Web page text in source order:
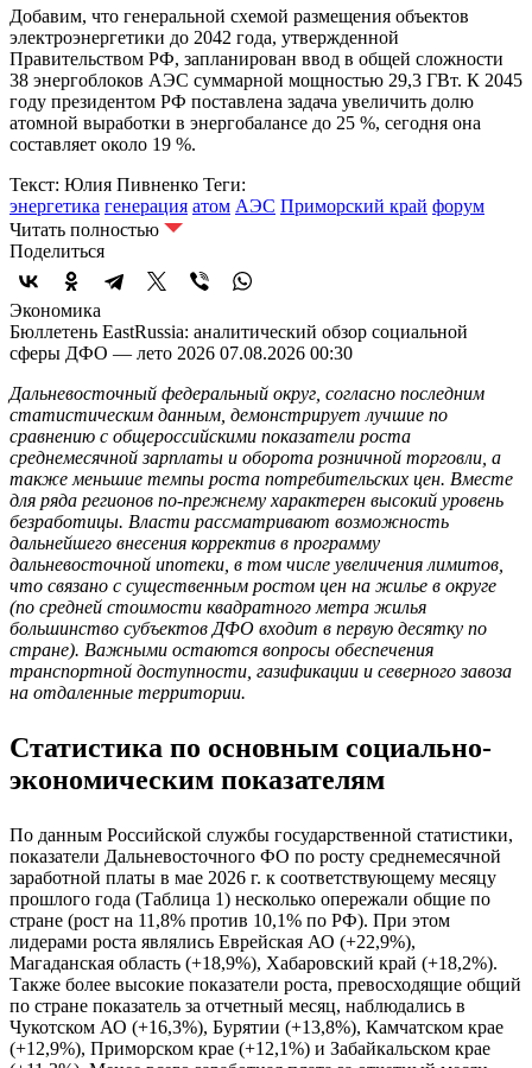
Добавим, что генеральной схемой размещения объектов
электроэнергетики до 2042 года, утвержденной
Правительством РФ, запланирован ввод в общей сложности
38 энергоблоков АЭС суммарной мощностью 29,3 ГВт. К 2045
году президентом РФ поставлена задача увеличить долю
атомной выработки в энергобалансе до 25 %, сегодня она
составляет около 19 %.
Текст: Юлия Пивненко Теги:
энергетика генерация атом АЭС Приморский край форум
Читать полностью
Поделиться
Экономика
Бюллетень EastRussia: аналитический обзор социальной
сферы ДФО — лето 2026 07.08.2026 00:30
Дальневосточный федеральный округ, согласно последним
статистическим данным, демонстрирует лучшие по
сравнению с общероссийскими показатели роста
среднемесячной зарплаты и оборота розничной торговли, а
также меньшие темпы роста потребительских цен. Вместе
для ряда регионов по-прежнему характерен высокий уровень
безработицы. Власти рассматривают возможность
дальнейшего внесения корректив в программу
дальневосточной ипотеки, в том числе увеличения лимитов,
что связано с существенным ростом цен на жилье в округе
(по средней стоимости квадратного метра жилья
большинство субъектов ДФО входит в первую десятку по
стране). Важными остаются вопросы обеспечения
транспортной доступности, газификации и северного завоза
на отдаленные территории.
Статистика по основным социально-
экономическим показателям
По данным Российской службы государственной статистики,
показатели Дальневосточного ФО по росту среднемесячной
заработной платы в мае 2026 г. к соответствующему месяцу
прошлого года (Таблица 1) несколько опережали общие по
стране (рост на 11,8% против 10,1% по РФ). При этом
лидерами роста являлись Еврейская АО (+22,9%),
Магаданская область (+18,9%), Хабаровский край (+18,2%).
Также более высокие показатели роста, превосходящие общий
по стране показатель за отчетный месяц, наблюдались в
Чукотском АО (+16,3%), Бурятии (+13,8%), Камчатском крае
(+12,9%), Приморском крае (+12,1%) и Забайкальском крае